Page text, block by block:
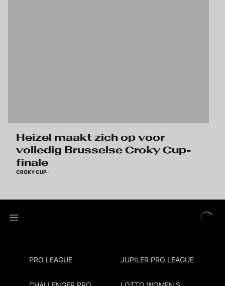
Heizel maakt zich op voor
volledig Brusselse Croky Cup-
finale
CROKY CUP
PRO LEAGUE JUPILER PRO LEAGUE